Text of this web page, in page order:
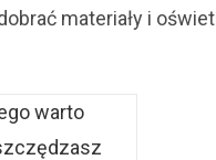
materiały i